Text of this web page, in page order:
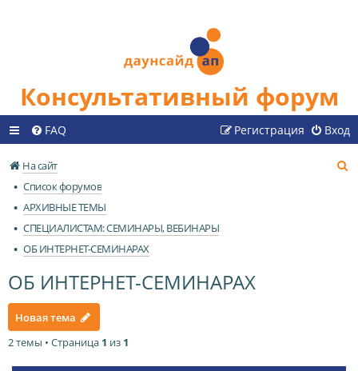
Консультативный форум
FAQ Вход
Регистрация
На сайт
Список форумов
АРХИВНЫЕ ТЕМЫ
СПЕЦИАЛИСТАМ: СЕМИНАРЫ, ВЕБИНАРЫ
ОБ ИНТЕРНЕТ-СЕМИНАРАХ
ОБ ИНТЕРНЕТ-СЕМИНАРАХ
Новая тема
2 темы • Страница 1 из 1